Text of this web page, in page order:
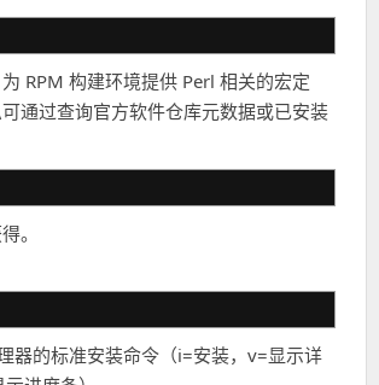
RPM 构建环境提供 Perl 相关的宏定
通过查询官方软件仓库元数据或已安装
。
器的标准安装命令（i=安装，v=显示详